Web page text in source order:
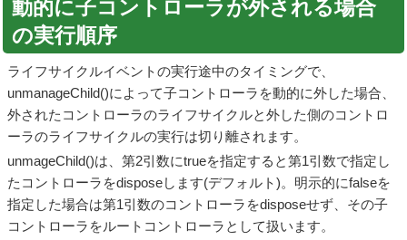
動的に子コントローラが外される場合
の実行順序
ライフサイクルイベントの実行途中のタイミングで、
unmanageChild()によって子コントローラを動的に外した場合、
外されたコントローラのライフサイクルと外した側のコントロ
ーラのライフサイクルの実行は切り離されます。
unmageChild()は、第2引数にtrueを指定すると第1引数で指定し
たコントローラをdisposeします(デフォルト)。明示的にfalseを
指定した場合は第1引数のコントローラをdisposeせず、その子
コントローラをルートコントローラとして扱います。